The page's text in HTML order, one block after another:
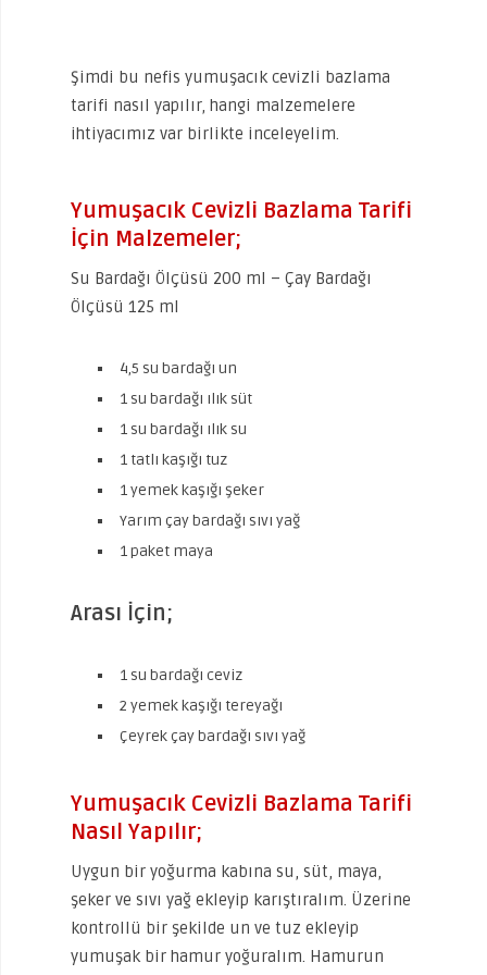
Şimdi bu nefis yumuşacık cevizli bazlama
tarifi nasıl yapılır, hangi malzemelere
ihtiyacımız var birlikte inceleyelim.
Yumuşacık Cevizli Bazlama Tarifi
İçin Malzemeler;
Su Bardağı Ölçüsü 200 ml – Çay Bardağı
Ölçüsü 125 ml
4,5 su bardağı un
1 su bardağı ılık süt
1 su bardağı ılık su
1 tatlı kaşığı tuz
1 yemek kaşığı şeker
Yarım çay bardağı sıvı yağ
1 paket maya
Arası İçin;
1 su bardağı ceviz
2 yemek kaşığı tereyağı
Çeyrek çay bardağı sıvı yağ
Yumuşacık Cevizli Bazlama Tarifi
Nasıl Yapılır;
Uygun bir yoğurma kabına su, süt, maya,
şeker ve sıvı yağ ekleyip karıştıralım. Üzerine
kontrollü bir şekilde un ve tuz ekleyip
yumuşak bir hamur yoğuralım. Hamurun